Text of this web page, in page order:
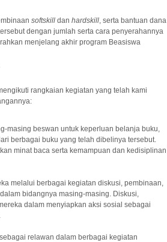
softskill dan hardskill, serta bantuan dana
dengan jumlah serta cara penyerahannya
menjelang akhir program Beasiswa
rangkaian kegiatan yang telah kami
masing beswan untuk keperluan belanja buku,
berbagai buku yang telah dibelinya tersebut.
minat baca serta kemampuan dan kedisiplinan
melalui berbagai kegiatan diskusi, pembinaan,
bidangnya masing-masing. Diskusi,
dalam menyiapkan aksi sosial sebagai
relawan dalam berbagai kegiatan